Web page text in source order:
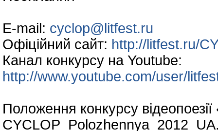
E-mail: cyclop@litfest.ru
Офіційний сайт: http://litfest.ru/
Канал конкурсу на Youtube:
http://www.youtube.com/user/
Положення конкурсу